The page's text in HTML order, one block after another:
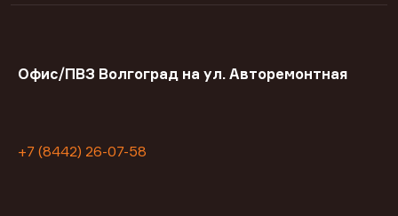
Офис/ПВЗ Волгоград на ул. Авторемонтная
+7 (8442) 26-07-58